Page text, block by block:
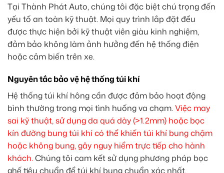
Tại Thành Phát Auto, chúng tôi đặc biệt chú trọng đến
yếu tố an toàn kỹ thuật. Mọi quy trình lắp đặt đều
được thực hiện bởi kỹ thuật viên giàu kinh nghiệm,
đảm bảo không làm ảnh hưởng đến hệ thống điện
hoặc cảm biến trên xe.
Nguyên tắc bảo vệ hệ thống túi khí
Hệ thống túi khí hông cần được đảm bảo hoạt động
bình thường trong mọi tình huống va chạm.Việc may
sai kỹ thuật, sử dụng da quá dày (>1.2mm) hoặc bọc
kín đường bung túi khí có thể khiến túi khí bung chậm
hoặc không bung, gây nguy hiểm trực tiếp cho hành
khách.Chúng tôi cam kết sử dụng phương pháp bọc
ghế tiêu chuẩn để túi khí bung chuẩn xác nhất.